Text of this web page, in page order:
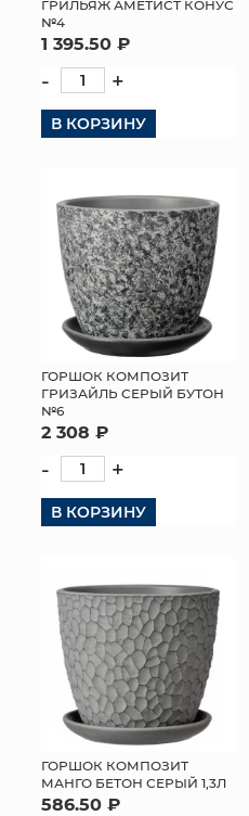
ГРИЛЬЯЖ АМЕТИСТ КОНУС
№4
1 395.50 ₽
- +
В КОРЗИНУ
ГОРШОК КОМПОЗИТ
ГРИЗАЙЛЬ СЕРЫЙ БУТОН
№6
2 308 ₽
- +
В КОРЗИНУ
ГОРШОК КОМПОЗИТ
МАНГО БЕТОН СЕРЫЙ 1,3Л
586.50 ₽